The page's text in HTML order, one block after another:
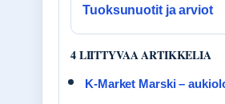
Tuoksunuotit ja arviot
4 LIITTYVAA ARTIKKELIA
K-Market Marski –